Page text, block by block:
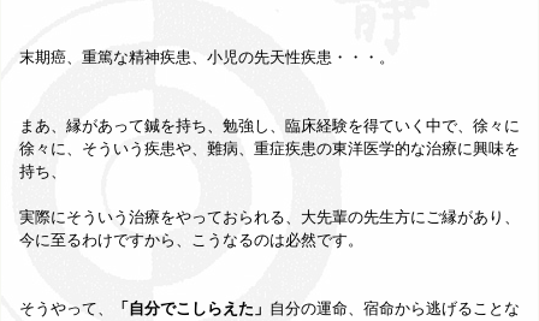
末期癌、重篤な精神疾患、小児の先天性疾患・・・。
まあ、縁があって鍼を持ち、勉強し、臨床経験を得ていく中で、徐々に
徐々に、そういう疾患や、難病、重症疾患の東洋医学的な治療に興味を
持ち、
実際にそういう治療をやっておられる、大先輩の先生方にご縁があり、
今に至るわけですから、こうなるのは必然です。
そうやって、 「自分でこしらえた」 自分の運命、宿命から逃げることな